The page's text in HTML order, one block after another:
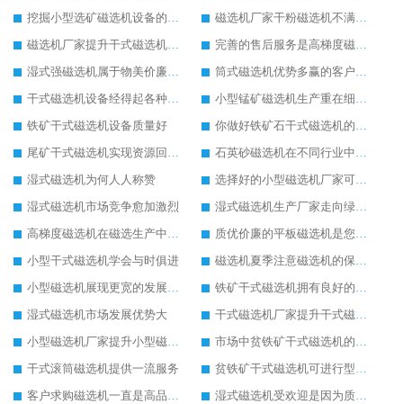
挖掘小型选矿磁选机设备的潜力优势
磁选机厂家干粉磁选机不满当前发展
磁选机厂家提升干式磁选机的服务
完善的售后服务是高梯度磁选机的开路先锋
湿式强磁选机属于物美价廉的选矿设备
筒式磁选机优势多赢的客户好口碑
干式磁选机设备经得起各种比较
小型锰矿磁选机生产重在细节上
铁矿干式磁选机设备质量好
你做好铁矿石干式磁选机的维护保养了吗
尾矿干式磁选机实现资源回收再利用
石英砂磁选机在不同行业中使用普遍的原因
湿式磁选机为何人人称赞
选择好的小型磁选机厂家可降低生产成本
湿式磁选机市场竞争愈加激烈
湿式磁选机生产厂家走向绿色生产之路
高梯度磁选机在磁选生产中的重要性
质优价廉的平板磁选机是您生产的好帮手
小型干式磁选机学会与时俱进
磁选机夏季注意磁选机的保养工作
小型磁选机展现更宽的发展空间
铁矿干式磁选机拥有良好的发展前景
湿式磁选机市场发展优势大
干式磁选机厂家提升干式磁选机设备寿命
小型磁选机厂家提升小型磁选机的优良品质
市场中贫铁矿干式磁选机的售价是否合理
干式滚筒磁选机提供一流服务
贫铁矿干式磁选机可进行型号定制生产
客户求购磁选机一直是高品质的选矿设备
湿式磁选机受欢迎是因为质量好